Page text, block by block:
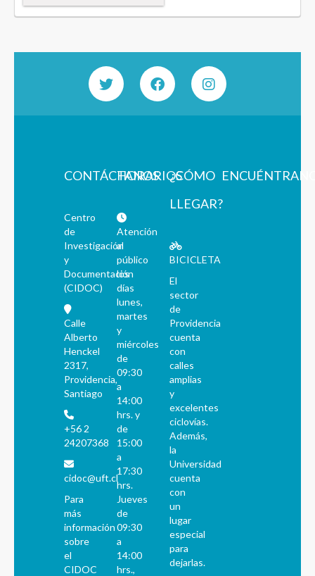
CONTÁCTANOS
Centro
de
Investigación
y
Documentación
(CIDOC)
Calle
Alberto
Henckel
2317,
Providencia,
Santiago
+56 2
24207368
cidoc@uft.cl
Para
más
información
sobre
el
CIDOC
HORARIOS
Atención
al
público
los
días
lunes,
martes
y
miércoles
de
09:30
a
14:00
hrs. y
de
15:00
a
17:30
hrs.
Jueves
de
09:30
a
14:00
hrs.,
¿CÓMO
LLEGAR?
BICICLETA
El
sector
de
Providencia
cuenta
con
calles
amplias
y
excelentes
ciclovías.
Además,
la
Universidad
cuenta
con
un
lugar
especial
para
dejarlas.